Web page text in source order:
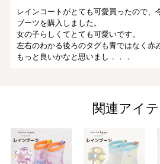
レインコートがとても可愛買ったので、
ブーツを購入しました。
女の子らしくてとても可愛いです。
左右のわかる後ろのタグも青ではなく赤
もっと良いかなと思いまし．．．
1歳8ヶ月の娘に購入しました。15センチ
チョとお揃いでとっても可愛いです！
関連アイ